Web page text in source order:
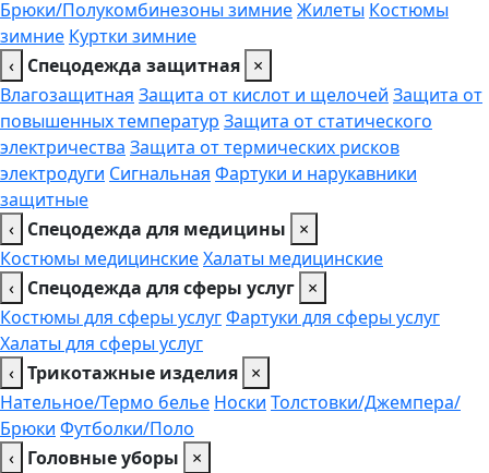
Брюки/Полукомбинезоны зимниеЖилеты Костюмы
зимние Куртки зимние
‹ Спецодежда защитная ×
Влагозащитная Защита от кислот и щелочей Защита от
повышенных температур Защита от статического
электричества Защита от термических рисков
электродуги Сигнальная Фартуки и нарукавники
защитные
‹ Спецодежда для медицины
×
Костюмы медицинскиеХалаты медицинские
‹ Спецодежда для сферы услуг ×
Костюмы для сферы услугФартуки для сферы услуг
Халаты для сферы услуг
‹ Трикотажные изделия ×
Нательное/Термо белье Носки Толстовки/Джемпера/
Брюки Футболки/Поло
‹ Головные уборы
×